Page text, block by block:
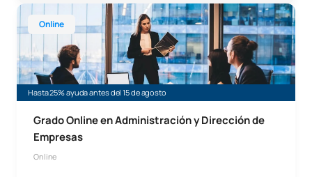
Online
Hasta 25% ayuda antes del 15 de agosto
Grado Online en Administración y Dirección de
Empresas
Online
Grado Online en Administración y Dirección de Empresas